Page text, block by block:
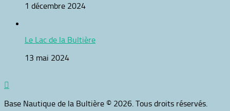
1 décembre 2024
Le Lac de la Bultière
13 mai 2024
Base Nautique de la Bultière © 2026. Tous droits réservés.